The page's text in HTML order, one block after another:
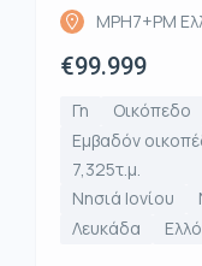
MPH7+PM
€99.999
Γη
Οικόπεδο
Εμβαδόν
7,325τ.μ.
Νησιά Ιονίου
Λευκάδα